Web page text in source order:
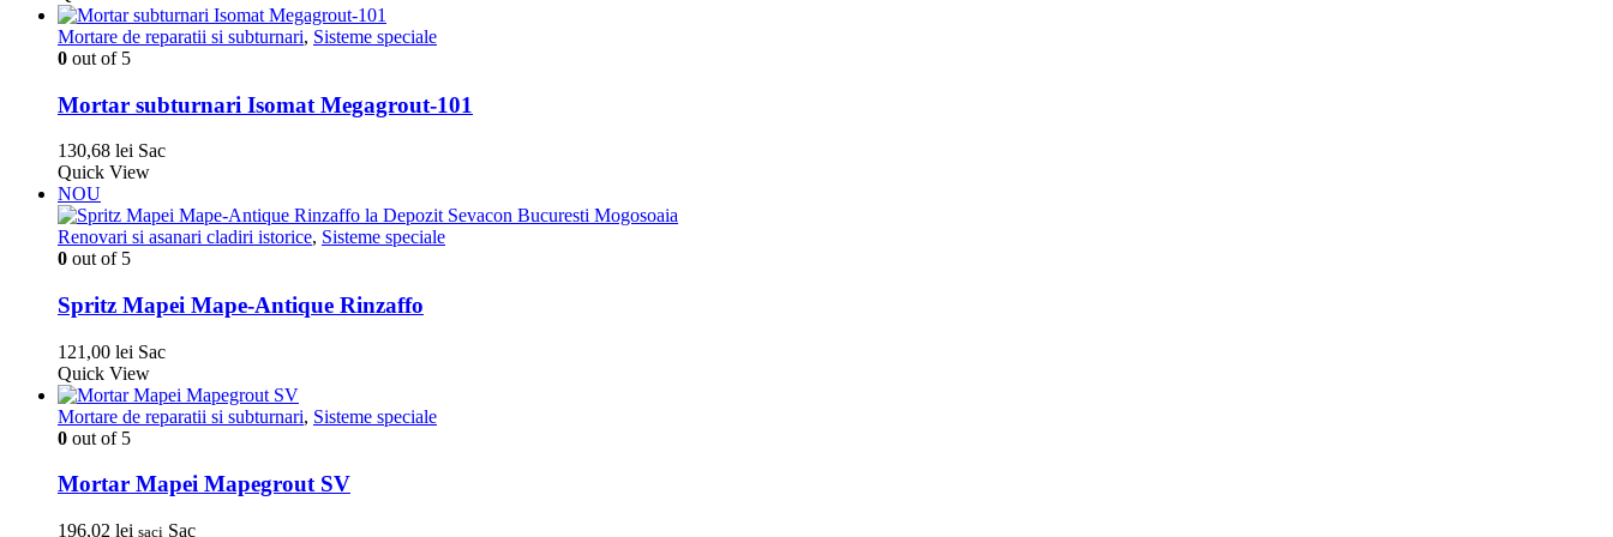
Mortare de reparatii si subturnari, Sisteme speciale
0 out of 5
Mortar subturnari Isomat Megagrout-101
130,68 lei Sac
Quick View
NOU
Renovari si asanari cladiri istorice, Sisteme speciale
0 out of 5
Spritz Mapei Mape-Antique Rinzaffo
121,00 lei Sac
Quick View
Mortare de reparatii si subturnari, Sisteme speciale
0 out of 5
Mortar Mapei Mapegrout SV
196,02 lei saci Sac